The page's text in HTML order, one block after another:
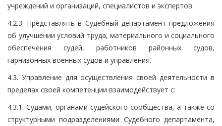
учреждений и организаций, специалистов и экспертов.
4.2.3. Представлять в Судебный департамент предложения
об улучшении условий труда, материального и социального
обеспечения судей, работников районных судов,
гарнизонных военных судов и управления.
4.3. Управление для осуществления своей деятельности в
пределах своей компетенции взаимодействует с:
4.3.1. Судами, органами судейского сообщества, а также со
структурными подразделениями Судебного департамента,